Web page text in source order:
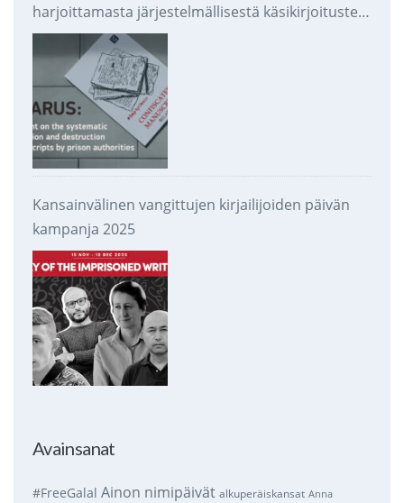
harjoittamasta järjestelmällisestä käsikirjoitusten
takavarikoinnista ja tuhoamisesta
Kansainvälinen vangittujen kirjailijoiden päivän
kampanja 2025
Avainsanat
#FreeGalal Ainon nimipäivät alkuperäiskansat Anna